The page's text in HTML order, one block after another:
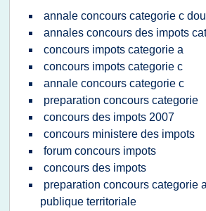
annale concours categorie c
annales concours des impots
concours impots categorie a
concours impots categorie c
annale concours categorie c
preparation concours categorie
concours des impots 2007
concours ministere des impots
forum concours impots
concours des impots
preparation concours categorie
publique territoriale